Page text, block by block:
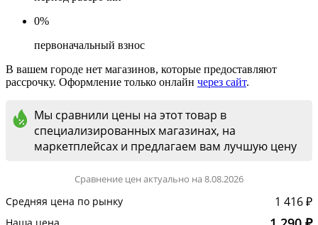
0%
первоначальный взнос
В вашем городе нет магазинов, которые предоставляют
рассрочку. Оформление только онлайн через сайт.
Мы сравнили цены на этот товар в
специализированных магазинах, на
маркетплейсах и предлагаем вам лучшую цену
Сравнение цен актуально на 8.08.2026
Средняя цена по рынку 1 416 ₽